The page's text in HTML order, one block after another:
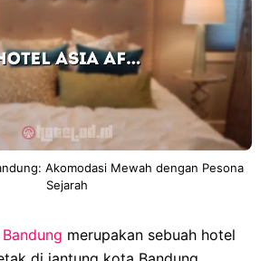
Akomodasi Mewah dengan Pesona
Sejarah
Bandung merupakan sebuah hotel